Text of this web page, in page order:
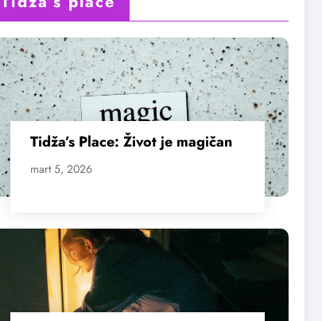
Tidža’s Place: Život je magičan
mart 5, 2026